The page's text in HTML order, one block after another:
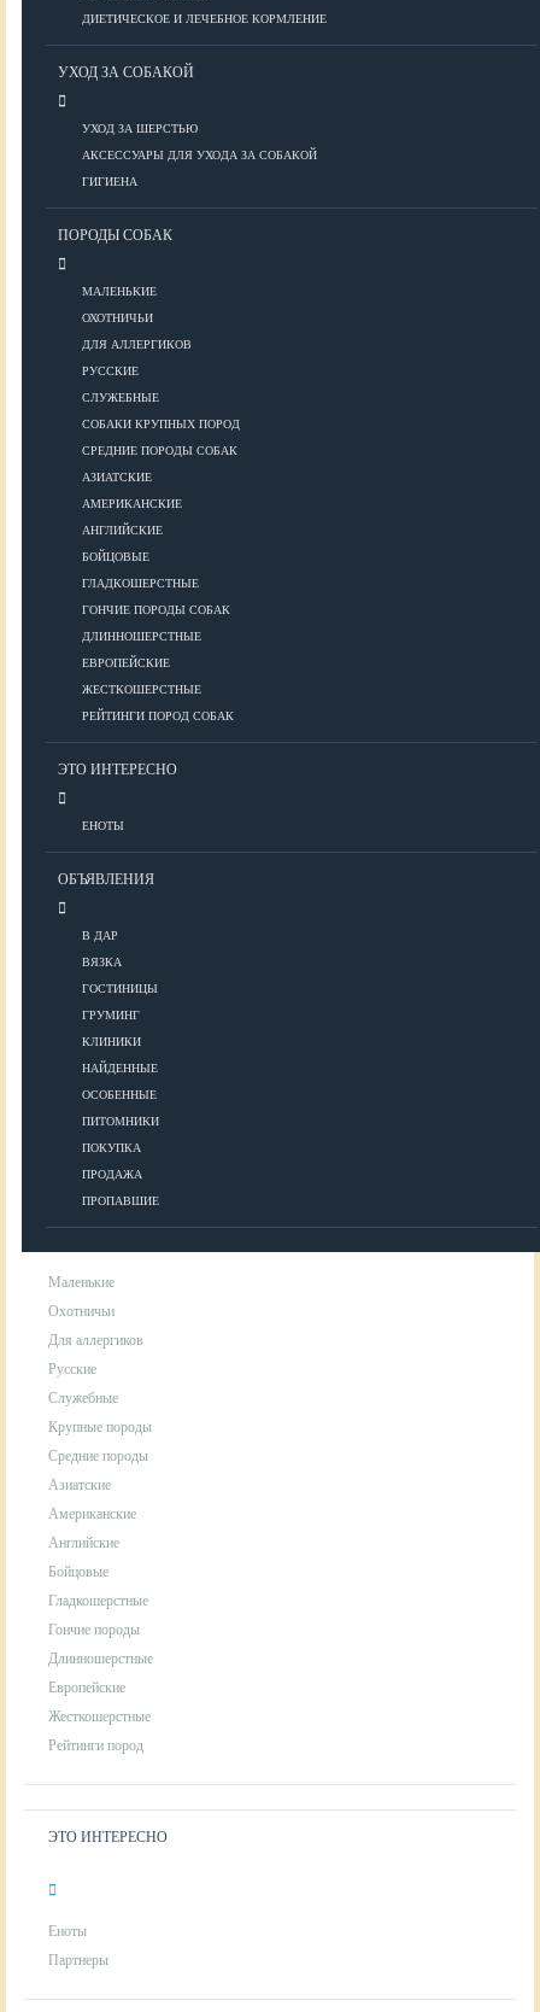
ДИЕТИЧЕСКОЕ И ЛЕЧЕБНОЕ КОРМЛЕНИЕ
УХОД ЗА СОБАКОЙ
УХОД ЗА ШЕРСТЬЮ
АКСЕССУАРЫ ДЛЯ УХОДА ЗА СОБАКОЙ
ГИГИЕНА
ПОРОДЫ СОБАК
МАЛЕНЬКИЕ
ОХОТНИЧЬИ
ДЛЯ АЛЛЕРГИКОВ
РУССКИЕ
СЛУЖЕБНЫЕ
СОБАКИ КРУПНЫХ ПОРОД
СРЕДНИЕ ПОРОДЫ СОБАК
АЗИАТСКИЕ
АМЕРИКАНСКИЕ
АНГЛИЙСКИЕ
БОЙЦОВЫЕ
ГЛАДКОШЕРСТНЫЕ
ГОНЧИЕ ПОРОДЫ СОБАК
ДЛИННОШЕРСТНЫЕ
ЕВРОПЕЙСКИЕ
ЖЕСТКОШЕРСТНЫЕ
РЕЙТИНГИ ПОРОД СОБАК
ЭТО ИНТЕРЕСНО
ЕНОТЫ
ОБЪЯВЛЕНИЯ
В ДАР
ВЯЗКА
ГОСТИНИЦЫ
ГРУМИНГ
КЛИНИКИ
НАЙДЕННЫЕ
ОСОБЕННЫЕ
ПИТОМНИКИ
ПОКУПКА
ПРОДАЖА
ПРОПАВШИЕ
Болезни ОДА
Болезни органов дыхания
Болезни сердца
Заболевания нервной системы
Инфекционные болезни
Кожные заболевания
Прочие болезни
Препараты
ВОСПИТАНИЕ
КОРМА
Корма холистик класса
Корма эконом класса
Кормление щенков
Диетическое и лечебное кормление
УХОД
Гигиена
Уход за шерстью
Аксессуары для ухода за собакой
Маленькие
Охотничьи
Для аллергиков
Русские
Служебные
Крупные породы
Средние породы
Азиатские
Американские
Английские
Бойцовые
Гладкошерстные
Гончие породы
Длинношерстные
Европейские
Жесткошерстные
Рейтинги пород
ЭТО ИНТЕРЕСНО
Еноты
Партнеры